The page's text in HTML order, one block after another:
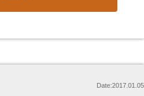
Date:2017.01.05